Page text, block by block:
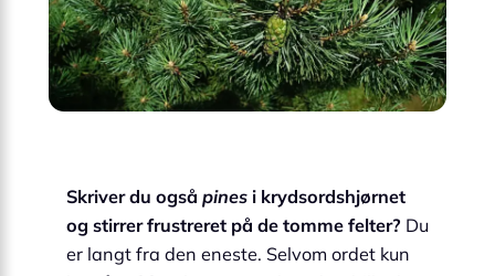
Skriver du også pines i krydsordshjørnet
og stirrer frustreret på de tomme felter? Du
er langt fra den eneste. Selvom ordet kun